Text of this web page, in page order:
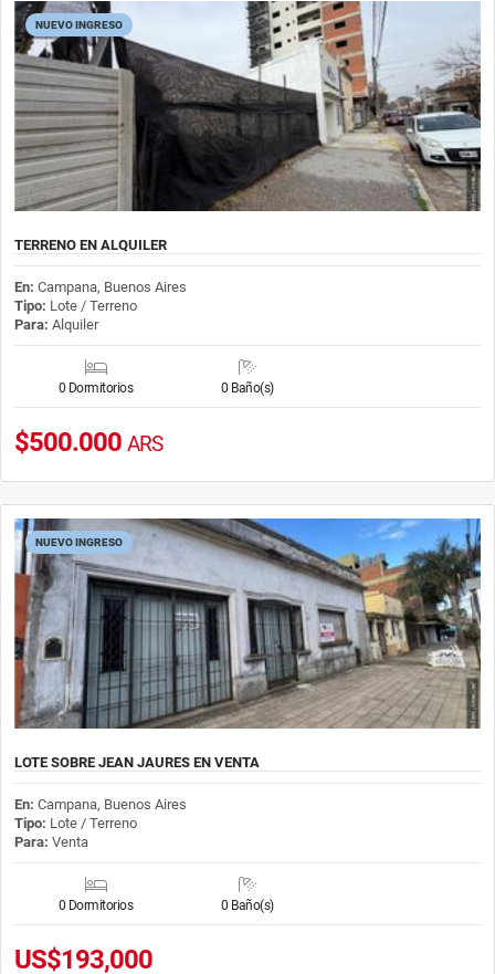
NUEVO INGRESO
TERRENO EN ALQUILER
En: Campana, Buenos Aires
Tipo: Lote / Terreno
Para: Alquiler
0 Dormitorios 0 Baño(s)
$500.000 ARS
NUEVO INGRESO
LOTE SOBRE JEAN JAURES EN VENTA
En: Campana, Buenos Aires
Tipo: Lote / Terreno
Para: Venta
0 Dormitorios 0 Baño(s)
US$193,000